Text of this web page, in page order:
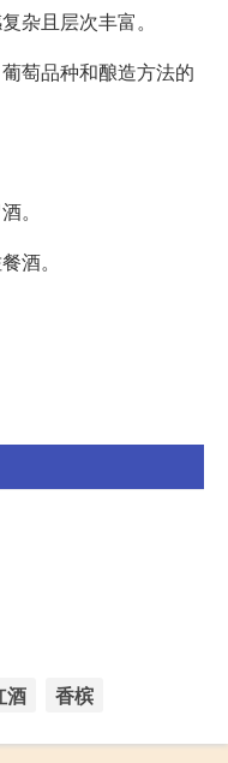
杂且层次丰富。
萄品种和酿造方法的
。
酒。
酒 香槟